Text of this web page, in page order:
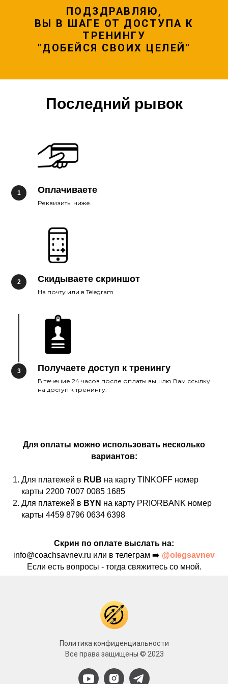
ПОДЗДРАВЛЯЮ,
ВЫ В ШАГЕ ОТ ДОСТУПА К
ТРЕНИНГУ
"ДОБЕЙСЯ СВОИХ ЦЕЛЕЙ"
Последний рывок
Оплачиваете
Реквизиты ниже.
Скидываете скриншот
На почту или в Telegram
Получаете доступ к тренингу
В течение 24 часов после оплаты вышлю Вам ссылку
на доступ к тренингу.
Для оплаты можно использовать несколько
вариантов:
Для платежей в RUB на карту TINKOFF номер
карты 2200 7007 0085 1685
Для платежей в BYN на карту PRIORBANK номер
карты 4459 8796 0634 6398
Скрин по оплате выслать на:
info@coachsavnev.ru или в телеграм ➡️ @olegsavnev
Если есть вопросы - тогда свяжитесь со мной.
Политика конфиденциальности
Все права защищены © 2023